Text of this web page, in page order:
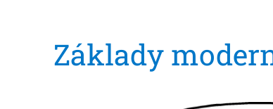
Základy